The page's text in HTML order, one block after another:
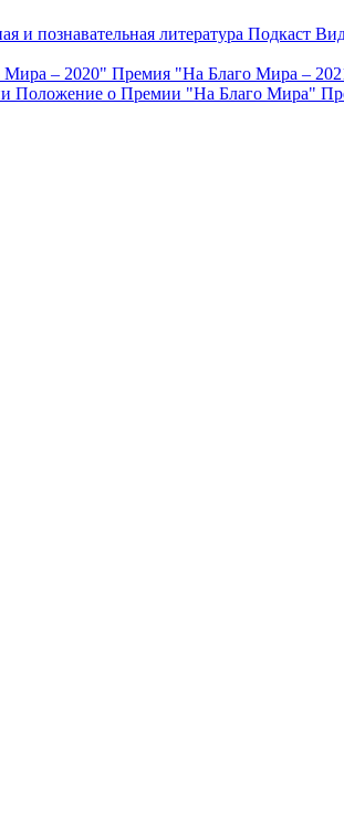
и познавательная литература Подкаст
– 2020" Премия "На Благо Мира –
Положение о Премии "На Благо Мира"